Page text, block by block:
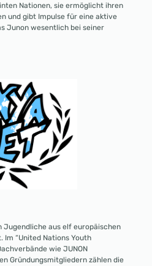
Nationen, sie ermöglicht ihren
und gibt Impulse für eine aktive
Junon wesentlich bei seiner
Jugendliche aus elf europäischen
Im “United Nations Youth
wie JUNON
Gründungsmitgliedern zählen die